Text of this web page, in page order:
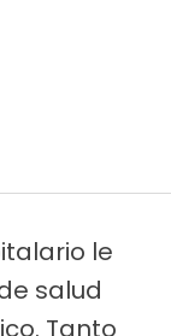
le
salud
Tanto